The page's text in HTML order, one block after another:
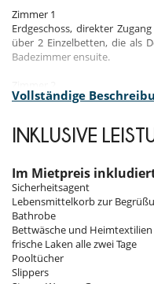
Zimmer 1
Erdgeschoss, direkter
über 2 Einzelbetten, die als
Badezimmer ensuite.
1. Etage. Das
Zimmer 3
Doppelbett konfiguriert
Zimmer 1
Etage, Meerblick. Das
Einzelbetten. Badezimmer
über eine private Terrasse.
Vollständige
INKLUSIVE
Im Mietpreis
Sicherheitsagent
Lebensmittelkorb zur
Bathrobe
Bettwäsche und Heimtextilien
frische Laken alle zwei Tage
Pooltücher
Slippers